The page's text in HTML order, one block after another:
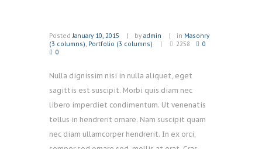
PostedJanuary 10, 2015 by admin in Masonry
(3 columns), Portfolio (3 columns) 2258
0
0
Nulla dignissim nisi in nulla aliquet, eget
sagittis est suscipit. Morbi quis diam nec
libero imperdiet condimentum. Ut venenatis
tellus in hendrerit ornare. Nam suscipit quam
nec diam ullamcorper hendrerit. In ex orci,